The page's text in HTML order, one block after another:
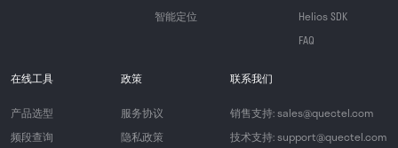
智能定位
Helios SDK
FAQ
在线工具
产品选型
频段查询
政策
服务协议
隐私政策
联系我们
销售支持: sales@quectel.com
技术支持: support@quectel.com